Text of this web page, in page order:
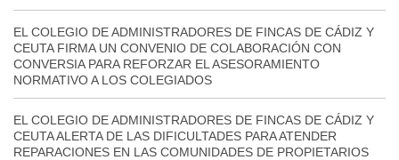
EL COLEGIO DE ADMINISTRADORES DE FINCAS DE CÁDIZ Y
CEUTA FIRMA UN CONVENIO DE COLABORACIÓN CON
CONVERSIA PARA REFORZAR EL ASESORAMIENTO
NORMATIVO A LOS COLEGIADOS
EL COLEGIO DE ADMINISTRADORES DE FINCAS DE CÁDIZ Y
CEUTA ALERTA DE LAS DIFICULTADES PARA ATENDER
REPARACIONES EN LAS COMUNIDADES DE PROPIETARIOS